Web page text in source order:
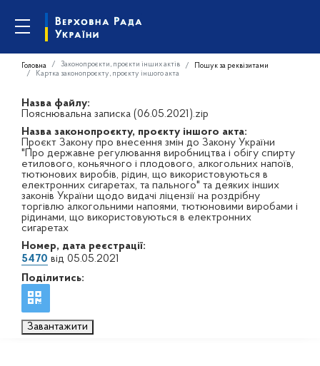
Головна Законопроєкти, проєкти інших актів
Пошук за реквізитами
Картка законопроєкту, проєкту іншого акта
Назва файлу:
Пояснювальна записка (06.05.2021).zip
Назва законопроєкту, проєкту іншого акта:
Проєкт Закону про внесення змін до Закону України
"Про державне регулювання виробництва і обігу спирту
етилового, коньячного і плодового, алкогольних напоїв,
тютюнових виробів, рідин, що використовуються в
електронних сигаретах, та пального" та деяких інших
законів України щодо видачі ліцензії на роздрібну
торгівлю алкогольними напоями, тютюновими виробами і
рідинами, що використовуються в електронних
сигаретах
Номер, дата реєстрації:
5470 від 05.05.2021
Поділитись:
Завантажити